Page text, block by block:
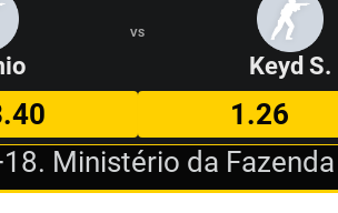
VS
Keyd S.
1.26
Ministério da